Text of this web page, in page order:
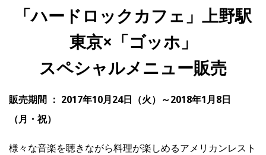
Restaurant
Wedding
IR
「ハードロックカフェ」上野駅
東京×「ゴッホ」
スペシャルメニュー販売
販売期間 ： 2017年10月24日（火）～2018年1月8日
（月・祝）
様々な音楽を聴きながら料理が楽しめるアメリカンレスト